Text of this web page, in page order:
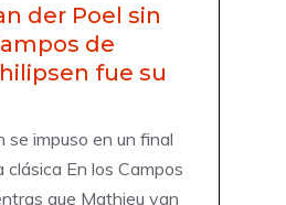
der Poel sin
de
fue su
se impuso en un final
clásica En los Campos
que Mathieu van